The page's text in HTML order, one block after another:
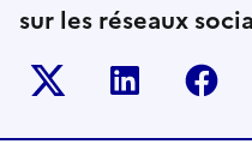
sur les réseaux
Le ministère sur
Le